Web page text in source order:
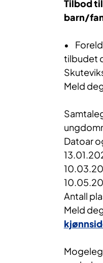
Tilbod
barn/
•
tilbudet
Meld
Datoar
Antall
Meld